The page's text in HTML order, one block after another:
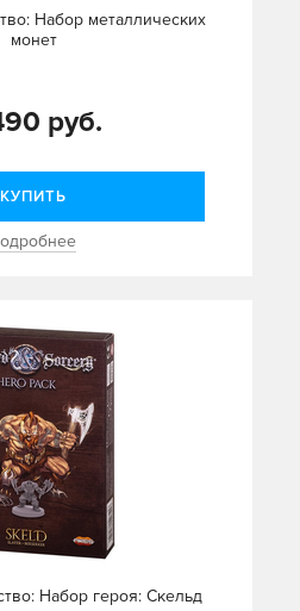
Набор металлических
монет
руб.
КУПИТЬ
Набор героя: Скельд